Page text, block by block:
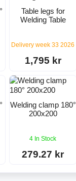
Table legs for
Welding Table
Delivery week 33 2026
1,795 kr
Welding clamp 180°
200x200
4 In Stock
279.27 kr